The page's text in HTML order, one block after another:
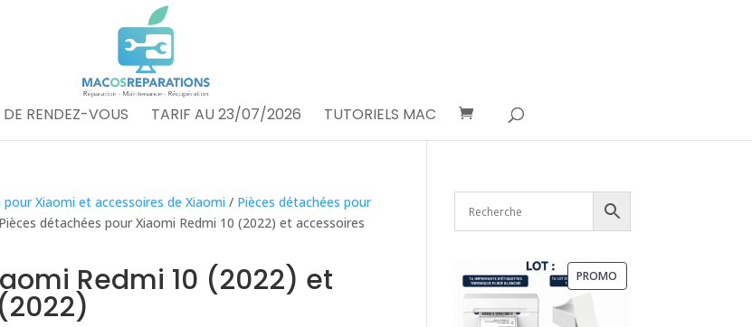
DE RENDEZ-VOUS TARIF AU 23/07/2026 TUTORIELS MAC
pour Xiaomi et accessoires de Xiaomi / Pièces détachées pour
détachées pour Xiaomi Redmi 10 (2022) et accessoires
Redmi 10 (2022) et PROMO